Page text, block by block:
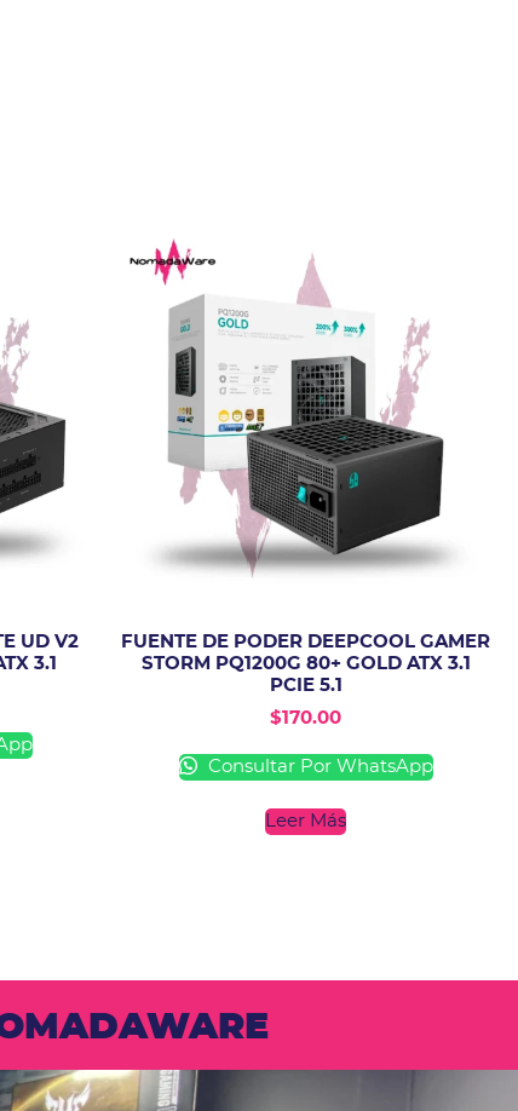
UD V2
3.1
FUENTE DE PODER DEEPCOOL GAMER
STORM PQ1200G 80+ GOLD ATX 3.1
PCIE 5.1
$170.00
Consultar Por WhatsApp
Leer Más